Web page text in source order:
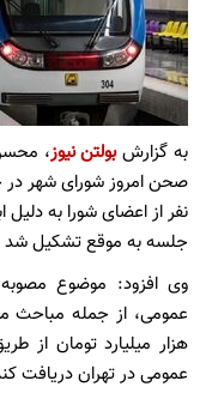
به گزارشبولتن نیوز،
صحن امروز شورای شهر در
نفر از اعضای شورا به دلیل
جلسه به موقع تشکیل شد
وی افزود: موضوع
هزار میلیارد تومان از
عمومی در تهران دریافت